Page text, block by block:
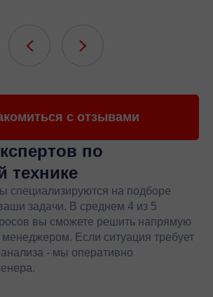
с отзывами
по
технике
специализируются на подборе
задачи. В среднем 4 из 5
вы сможете решить напрямую
Если ситуация требует
анализа - мы оперативно